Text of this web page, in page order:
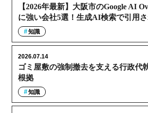
【2026年最新】大阪市のGoogle AI
に強い会社5選！生成AI検索で引用
知識
ゴミ屋敷の強制撤去を支える行政代
根拠
2026.07.14
知識